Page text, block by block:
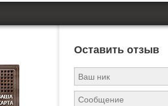
Оставить отзыв